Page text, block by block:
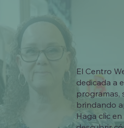
El Centro
dedicada a
programas,
brindando
Haga clic